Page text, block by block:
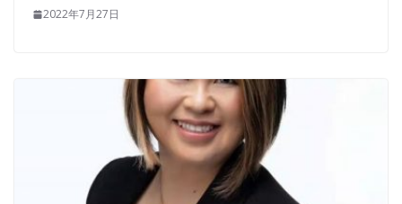
2022年7月27日